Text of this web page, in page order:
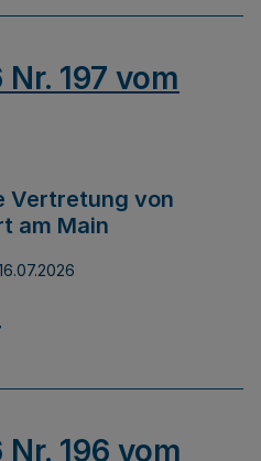
197 vom
Vertretung von
am Main
196 vom